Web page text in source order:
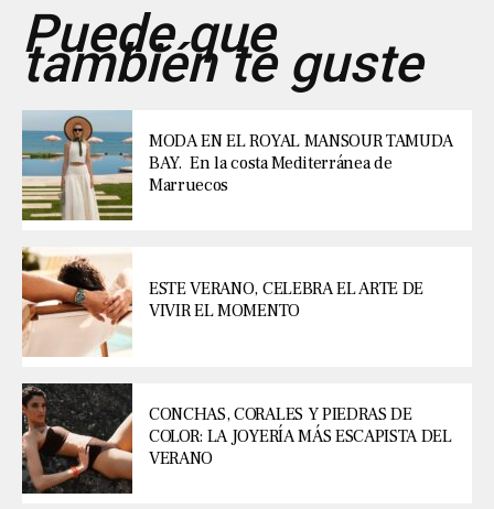
Puede que
también te guste
MODA EN EL ROYAL MANSOUR TAMUDA
BAY. En la costa Mediterránea de
Marruecos
ESTE VERANO, CELEBRA EL ARTE DE
VIVIR EL MOMENTO
CONCHAS, CORALES Y PIEDRAS DE
COLOR: LA JOYERÍA MÁS ESCAPISTA DEL
VERANO